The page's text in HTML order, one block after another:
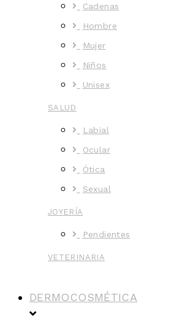
Cadenas
Hombre
Mujer
Niños
Unisex
SALUD
Labial
Ocular
Ótica
Sexual
JOYERÍA
Pendientes
VETERINARIA
DERMOCOSMÉTICA